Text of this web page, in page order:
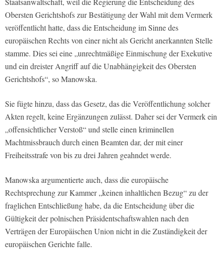
Obersten Gerichtshofs zur Bestätigung der Wahl mit dem Vermerk
veröffentlicht hatte, dass die Entscheidung im Sinne des
europäischen Rechts von einer nicht als Gericht anerkannten Stelle
stamme. Dies sei eine „unrechtmäßige Einmischung der Exekutive
und ein dreister Angriff auf die Unabhängigkeit des Obersten
Gerichtshofs“, so Manowska.
Sie fügte hinzu, dass das Gesetz, das die Veröffentlichung solcher
Akten regelt, keine Ergänzungen zulässt. Daher sei der Vermerk ein
„offensichtlicher Verstoß“ und stelle einen kriminellen
Machtmissbrauch durch einen Beamten dar, der mit einer
Freiheitsstrafe von bis zu drei Jahren geahndet werde.
Manowska argumentierte auch, dass die europäische
Rechtsprechung zur Kammer „keinen inhaltlichen Bezug“ zu der
fraglichen Entschließung habe, da die Entscheidung über die
Gültigkeit der polnischen Präsidentschaftswahlen nach den
Verträgen der Europäischen Union nicht in die Zuständigkeit der
europäischen Gerichte falle.